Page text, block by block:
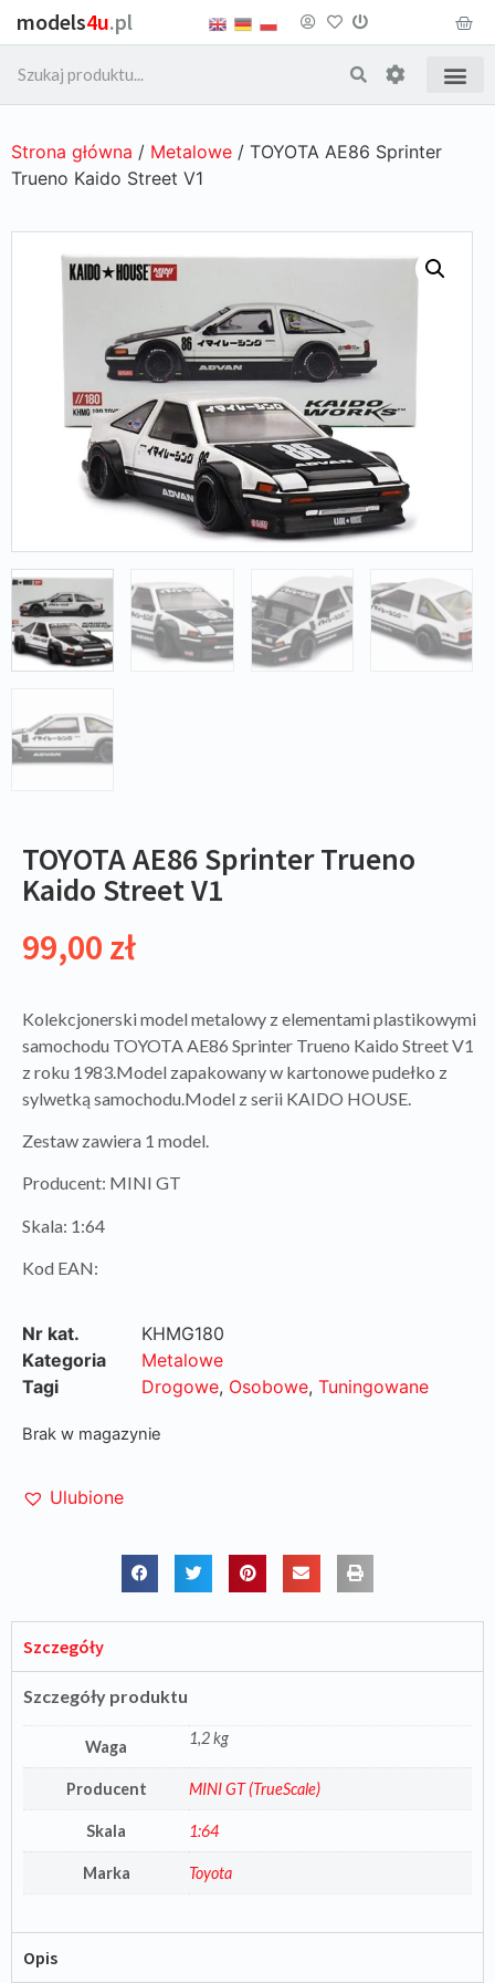
models4u.pl
Strona główna / Metalowe / TOYOTA AE86 Sprinter
Trueno Kaido Street V1
TOYOTA AE86 Sprinter Trueno
Kaido Street V1
99,00 zł
Kolekcjonerski model metalowy z elementami plastikowymi
samochodu TOYOTA AE86 Sprinter Trueno Kaido Street V1
z roku 1983.Model zapakowany w kartonowe pudełko z
sylwetką samochodu.Model z serii KAIDO HOUSE.
Zestaw zawiera 1 model.
Producent: MINI GT
Skala: 1:64
Kod EAN:
Nr kat.
KHMG180
Kategoria
Metalowe
Tagi
Drogowe, Osobowe, Tuningowane
Brak w magazynie
Ulubione
Szczegóły
Szczegóły produktu
Waga 1,2 kg
Producent MINI GT (TrueScale)
Skala 1:64
Marka Toyota
Opis